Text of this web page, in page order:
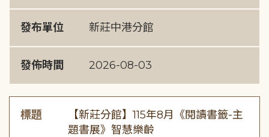
發布單位 新莊中港分館
發佈時間 2026-08-03
標題
【新莊分館】115年8月《閱讀書籤-主
題書展》智慧樂齡